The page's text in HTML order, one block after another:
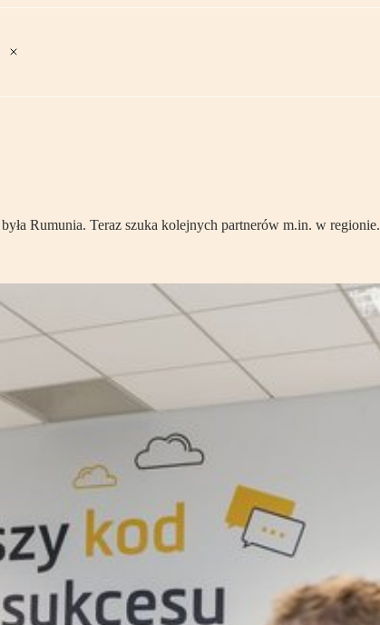
Rumunia. Teraz szuka kolejnych partnerów m.in. w regionie.